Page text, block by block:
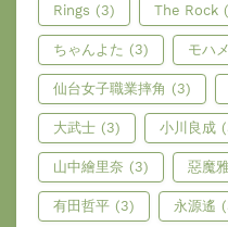
Rings (3) The Rock
ちゃんよた (3) モハ
仙台女子職業摔角 (3)
大武士 (3) 小川良成
山中繪里奈 (3) 惡魔
有田哲平 (3) 永源遙